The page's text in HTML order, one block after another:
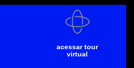
acessar tour
virtual